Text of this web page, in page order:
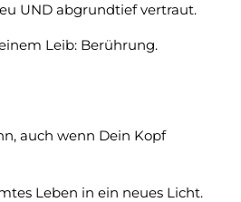
UND abgrundtief vertraut.
Leib: Berührung.
auch wenn Dein Kopf
Leben in ein neues Licht.